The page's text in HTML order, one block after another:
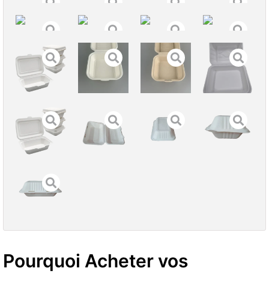
Pourquoi Acheter vos